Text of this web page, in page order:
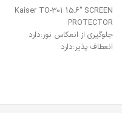
Kaiser TO-301 15.6" SCREEN
PROTECTOR
جلوگیری از انعکاس نور:دارد
انعطاف پذیر:دارد